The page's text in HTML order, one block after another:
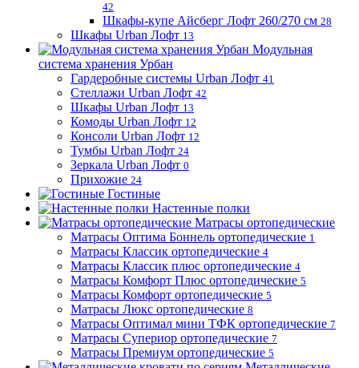
42
Шкафы-купе Айсберг Лофт 260/270 см 28
Шкафы Urban Лофт 13
Модульная
система хранения Урбан
Гардеробные системы Urban Лофт 41
Стеллажи Urban Лофт 42
Шкафы Urban Лофт 13
Комоды Urban Лофт 12
Консоли Urban Лофт 12
Тумбы Urban Лофт 24
Зеркала Urban Лофт 0
Прихожие 24
Гостиные
Настенные полки
Матрасы ортопедические
Матрасы Оптима Боннель ортопедические 1
Матрасы Классик ортопедические 4
Матрасы Классик плюс ортопедические 4
Матрасы Комфорт Плюс ортопедические 5
Матрасы Комфорт ортопедические 5
Матрасы Люкс ортопедические 8
Матрасы Оптимал мини ТФК ортопедические 7
Матрасы Супериор ортопедические 7
Матрасы Премиум ортопедические 5